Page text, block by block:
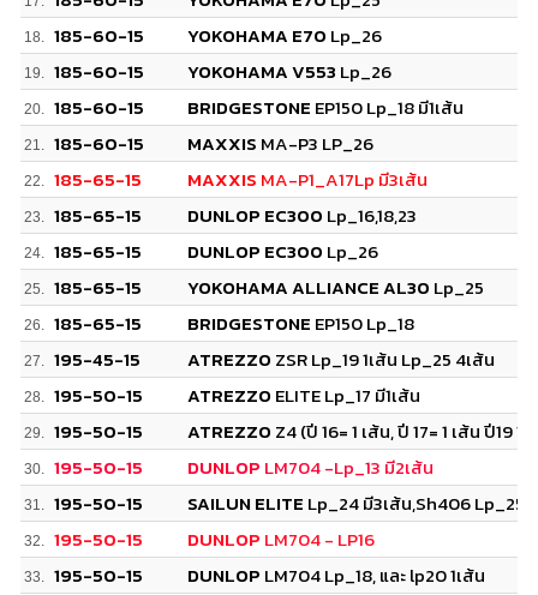
18. 185-60-15 YOKOHAMA E70 Lp_26
19. 185-60-15 YOKOHAMA V553 Lp_26
20. 185-60-15 BRIDGESTONE EP150 Lp_18 มี1เส้น
21. 185-60-15 MAXXIS MA-P3 LP_26
22. 185-65-15 MAXXIS MA-P1_A17Lp มี3เส้น
23. 185-65-15 DUNLOP EC300 Lp_16,18,23
24. 185-65-15 DUNLOP EC300 Lp_26
25. 185-65-15 YOKOHAMA ALLIANCE AL30 Lp_25
26. 185-65-15 BRIDGESTONE EP150 Lp_18
27. 195-45-15 ATREZZO ZSR Lp_19 1เส้น Lp_25 4เส้น
28. 195-50-15 ATREZZO ELITE Lp_17 มี1เส้น
29. 195-50-15 ATREZZO Z4 (ปี 16= 1 เส้น, ปี 17= 1 เส้น ปี19 1
30. 195-50-15 DUNLOP LM704 -Lp_13 มี2เส้น
31. 195-50-15 SAILUN ELITE Lp_24 มี3เส้น,Sh406 Lp_25
32. 195-50-15 DUNLOP LM704 - LP16
33. 195-50-15 DUNLOP LM704 Lp_18, และ lp20 1เส้น